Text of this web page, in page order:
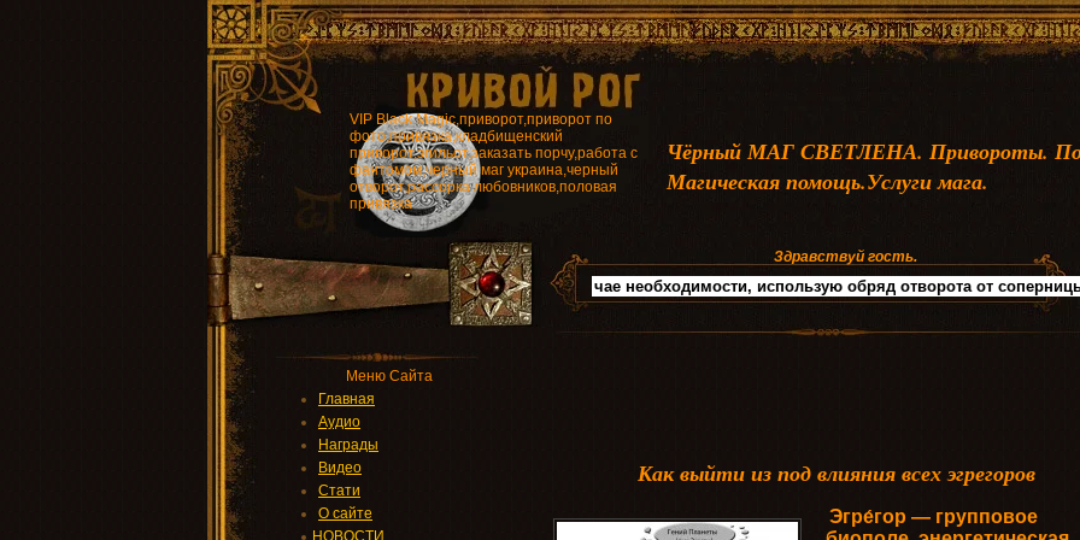
VIP Black Magic,приворот,приворот по
фото,привязка,кладбищенский
приворот,эгильот,заказать порчу,работа с
фантомом,черный маг украина,черный
отворот,рассорка любовников,половая
привязка
Чёрный МАГ СВЕТЛЕНА. Привороты.
Магическая помощь.Услуги мага.
Здравствуй гость.
Меню Сайта
Главная
Аудио
Награды
Видео
Стати
О сайте
НОВОСТИ
Как выйти из под влияния всех эгрегоров
Эгре́гор — групповое